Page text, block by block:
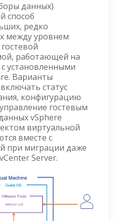
данных)
способ
редко
между уровнем
работающей на
установленными
Варианты
статус
конфигурацию
гостевым
vSphere
виртуальной
вместе с
при миграции даже
Server.